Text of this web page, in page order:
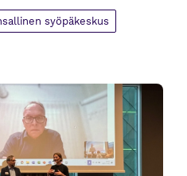
syöpäkeskus
ja hoitoketjujen